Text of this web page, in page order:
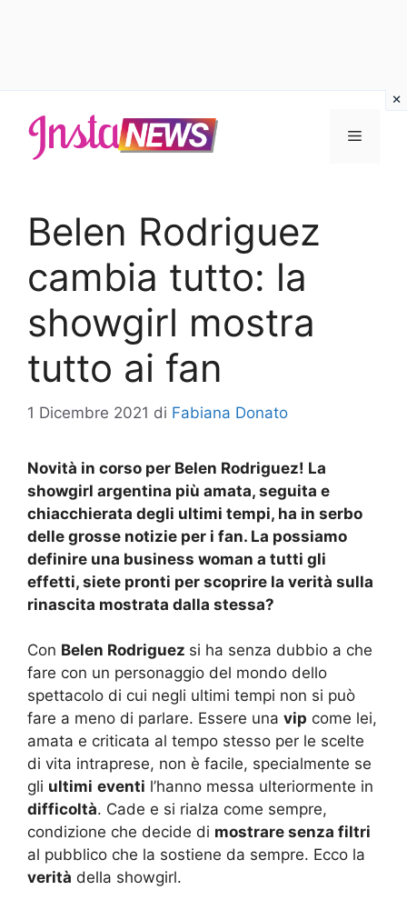
contenuto
Menu
Belen Rodriguez
cambia tutto: la
showgirl mostra
tutto ai fan
1 Dicembre 2021 di Fabiana Donato
Novità in corso per Belen Rodriguez! La
showgirl argentina più amata, seguita e
chiacchierata degli ultimi tempi, ha in serbo
delle grosse notizie per i fan. La possiamo
definire una business woman a tutti gli
effetti, siete pronti per scoprire la verità sulla
rinascita mostrata dalla stessa?
Con Belen Rodriguez si ha senza dubbio a che
fare con un personaggio del mondo dello
spettacolo di cui negli ultimi tempi non si può
fare a meno di parlare. Essere una vip come lei,
amata e criticata al tempo stesso per le scelte
di vita intraprese, non è facile, specialmente se
gli ultimi eventi l’hanno messa ulteriormente in
difficoltà. Cade e si rialza come sempre,
condizione che decide di mostrare senza filtri
al pubblico che la sostiene da sempre. Ecco la
verità della showgirl.